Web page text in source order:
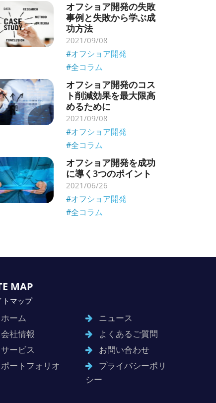
オフショア開発の失敗
事例と失敗から学ぶ成
功方法
2021/09/08
#オフショア開発
#全コラム
オフショア開発のコス
ト削減効果を最大限高
めるために
2021/09/08
#オフショア開発
#全コラム
オフショア開発を成功
に導く3つのポイント
2021/06/26
#オフショア開発
#全コラム
MAP
トマップ
ホーム
会社情報
サービス
ポートフォリオ
ニュース
よくあるご質問
お問い合わせ
プライバシーポリ
シー